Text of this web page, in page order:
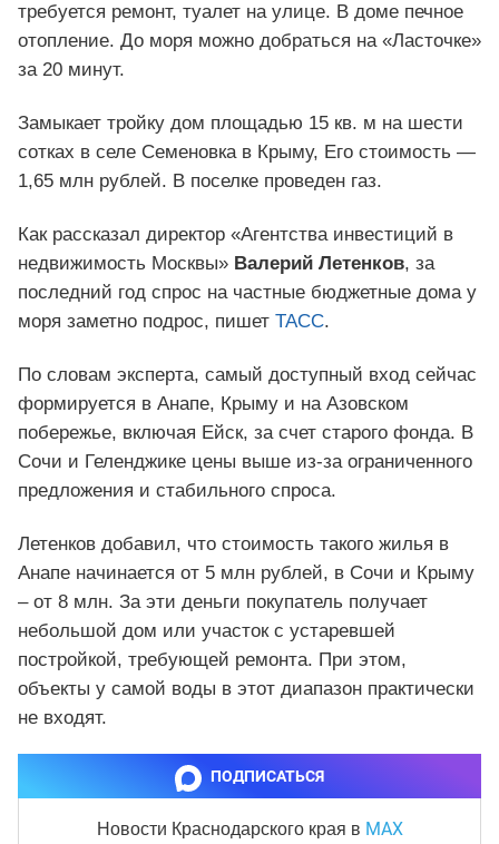
требуется ремонт, туалет на улице. В доме печное
отопление. До моря можно добраться на «Ласточке»
за 20 минут.
Замыкает тройку дом площадью 15 кв. м на шести
сотках в селе Семеновка в Крыму, Его стоимость —
1,65 млн рублей. В поселке проведен газ.
Как рассказал директор «Агентства инвестиций в
недвижимость Москвы» Валерий Летенков, за
последний год спрос на частные бюджетные дома у
моря заметно подрос, пишет ТАСС.
По словам эксперта, самый доступный вход сейчас
формируется в Анапе, Крыму и на Азовском
побережье, включая Ейск, за счет старого фонда. В
Сочи и Геленджике цены выше из-за ограниченного
предложения и стабильного спроса.
Летенков добавил, что стоимость такого жилья в
Анапе начинается от 5 млн рублей, в Сочи и Крыму
– от 8 млн. За эти деньги покупатель получает
небольшой дом или участок с устаревшей
постройкой, требующей ремонта. При этом,
объекты у самой воды в этот диапазон практически
не входят.
ПОДПИСАТЬСЯ
Новости Краснодарского края в MAX